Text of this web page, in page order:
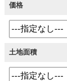
価格
土地面積